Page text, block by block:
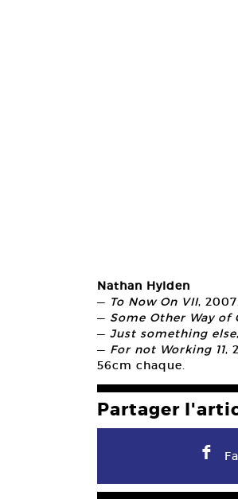
Nathan Hylden
— To Now On VII,
— Some Other Way of
— Just something else
— For not Working 11,
56cm chaque.
Partager
F